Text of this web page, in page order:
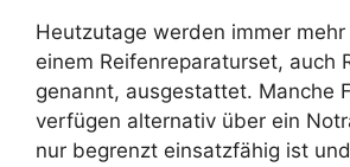
Heutzutage werden immer
einem Reifenreparaturset, auch
genannt, ausgestattet. Manche
verfügen alternativ über ein
nur begrenzt einsatzfähig ist